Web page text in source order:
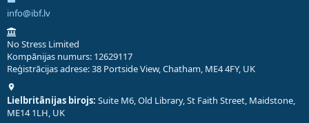
info@ibf.lv
No Stress Limited
Kompānijas numurs: 12629117
Reģistrācijas adrese: 38 Portside View, Chatham, ME4 4FY, UK
Lielbritānijas birojs: Suite M6, Old Library, St Faith Street, Maidstone,
ME14 1LH, UK